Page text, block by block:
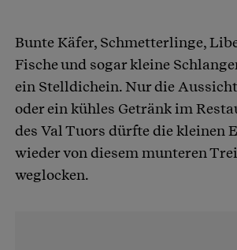
Bunte Käfer, Schmetterlinge,
Fische und sogar kleine
ein Stelldichein. Nur die
oder ein kühles Getränk im
des Val Tuors dürfte die kleinen
wieder von diesem munteren
weglocken.